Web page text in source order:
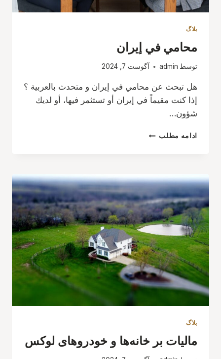
بلاگ
محامي في إيران
توسط admin آگوست 7, 2024
هل تبحث عن محامي في إيران و متحدث بالعربية ؟
إذا كنت مقيماً في إيران أو تستثمر فيها، أو لديك
شؤون…
ادامه مطلب محامي
بلاگ
مالیات بر خانه‌ها و خودروهای لوکس